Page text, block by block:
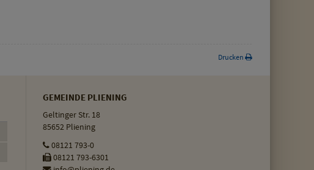
Drucken
GEMEINDE PLIENING
Geltinger Str. 18
85652 Pliening
08121 793-0
08121 793-6301